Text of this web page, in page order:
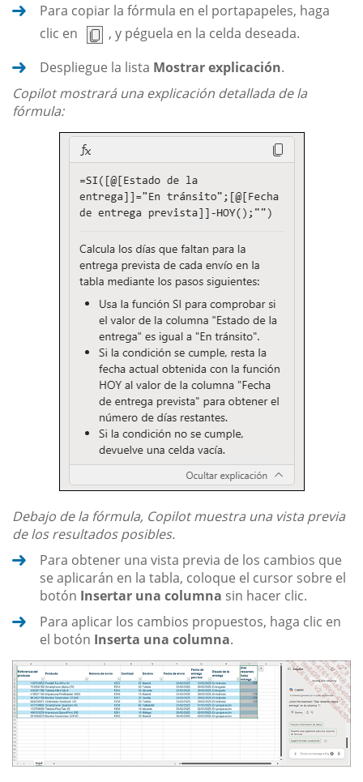
Para copiar la fórmula en el portapapeles, haga
clic en
, y péguela en la celda deseada.
Despliegue la lista Mostrar explicación.
Copilot mostrará una explicación detallada de la
fórmula:
Debajo de la fórmula, Copilot muestra una vista previa
de los resultados posibles.
Para obtener una vista previa de los cambios que
se aplicarán en la tabla, coloque el cursor sobre el
botón Insertar una columna sin hacer clic.
Para aplicar los cambios propuestos, haga clic en
el botón Inserta una columna.